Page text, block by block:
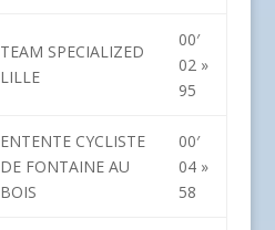
TEAM SPECIALIZED
LILLE
00′
02 »
95
ENTENTE CYCLISTE
DE FONTAINE AU
BOIS
00′
04 »
58